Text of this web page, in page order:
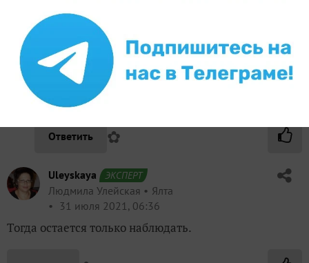
видно невооруженным взглядом.
При недостатке кальция листья сразу растут
деформированными из-за несоответствия в
развитии листовых жилок и межжилкового
пространства. Там будет абсолютно иная
картина.
Ответить ✿
Uleyskaya ЭКСПЕРТ
Людмила Улейская
Ялта
31 июля 2021, 06:36
Тогда остается только наблюдать.